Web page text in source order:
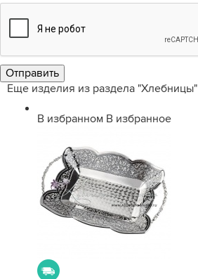
Еще изделия из раздела "Хлебницы"
В избранном В избранное